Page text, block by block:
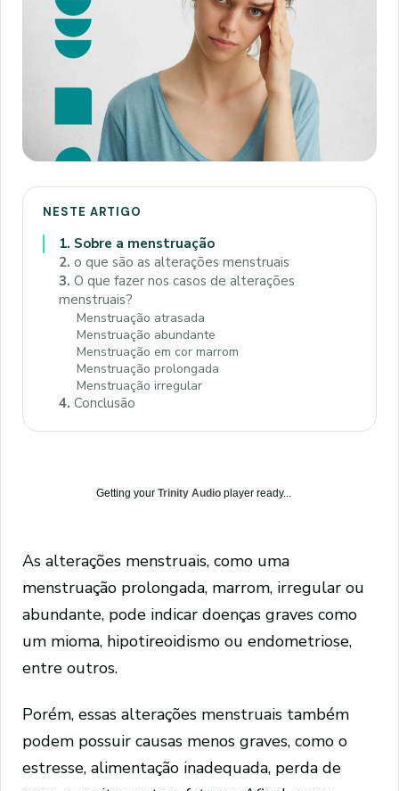
NESTE ARTIGO
1. Sobre a menstruação
2. o que são as alterações menstruais
3. O que fazer nos casos de alterações
menstruais?
Menstruação atrasada
Menstruação abundante
Menstruação em cor marrom
Menstruação prolongada
Menstruação irregular
4. Conclusão
Getting your Trinity Audio player ready...
As alterações menstruais, como uma
menstruação prolongada, marrom, irregular ou
abundante, pode indicar doenças graves como
um mioma, hipotireoidismo ou endometriose,
entre outros.
Porém, essas alterações menstruais também
podem possuir causas menos graves, como o
estresse, alimentação inadequada, perda de